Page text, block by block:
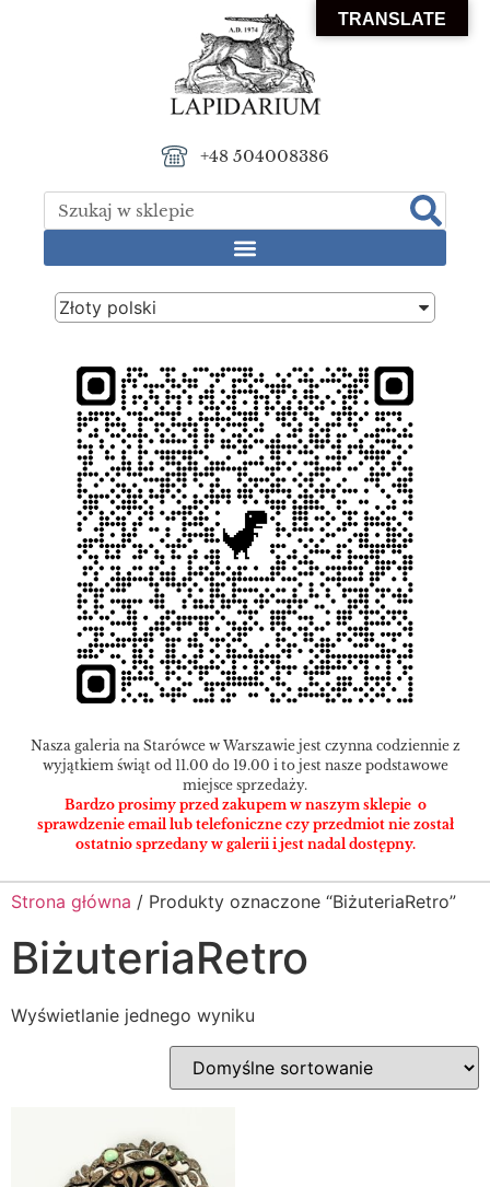
+48 504008386
Złoty polski
Nasza galeria na Starówce w Warszawie jest czynna codziennie z
wyjątkiem świąt od 11.00 do 19.00 i to jest nasze podstawowe
miejsce sprzedaży.
Bardzo prosimy przed zakupem w naszym sklepie o
sprawdzenie email lub telefoniczne czy przedmiot nie został
ostatnio sprzedany w galerii i jest nadal dostępny.
Strona główna / Produkty oznaczone “BiżuteriaRetro”
BiżuteriaRetro
Wyświetlanie jednego wyniku
TRANSLATE